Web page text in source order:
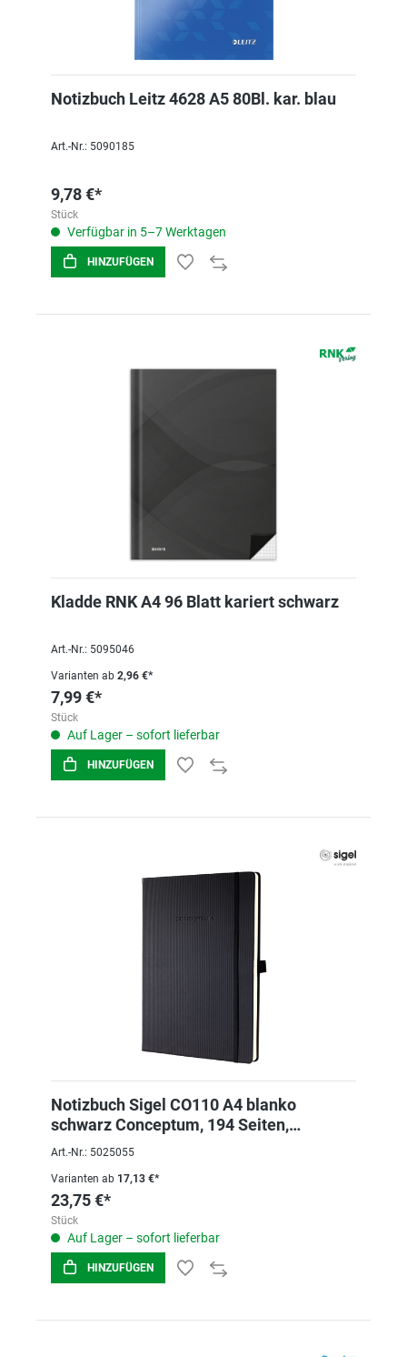
Notizbuch Leitz 4628 A5 80Bl. kar. blau
Art.-Nr.: 5090185
9,78 €*
Stück
Verfügbar in 5–7 Werktagen
HINZUFÜGEN
Kladde RNK A4 96 Blatt kariert schwarz
Art.-Nr.: 5095046
Varianten ab 2,96 €*
7,99 €*
Stück
Auf Lager – sofort lieferbar
HINZUFÜGEN
Notizbuch Sigel CO110 A4 blanko
schwarz Conceptum, 194 Seiten,
Hardcover
Art.-Nr.: 5025055
Varianten ab 17,13 €*
23,75 €*
Stück
Auf Lager – sofort lieferbar
HINZUFÜGEN